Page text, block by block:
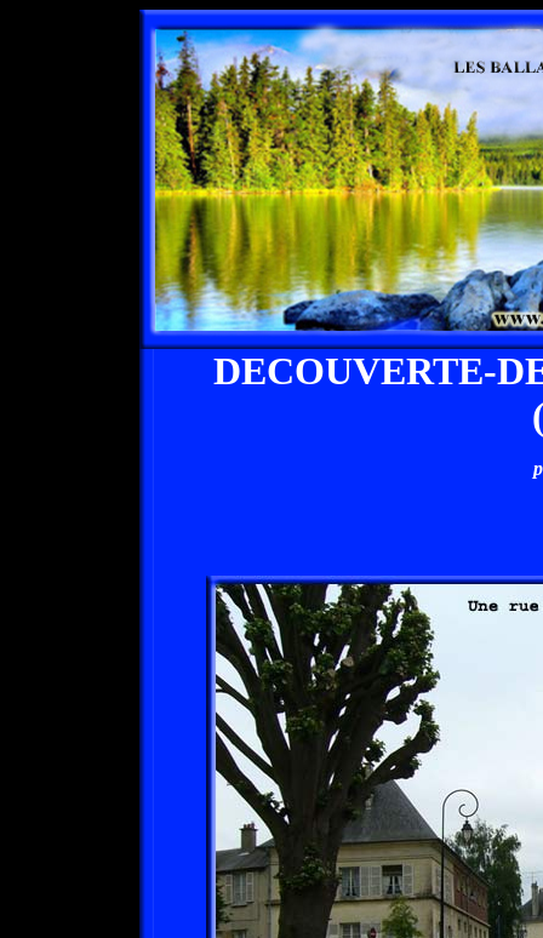
DECOUVERTE-